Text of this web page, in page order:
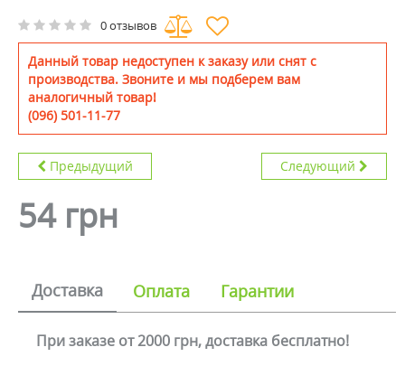
0 отзывов
Данный товар недоступен к заказу или снят с
производства. Звоните и мы подберем вам
аналогичный товар!
(096) 501-11-77
Предыдущий Следующий
54 грн
Доставка Оплата Гарантии
При заказе от 2000 грн, доставка бесплатно!